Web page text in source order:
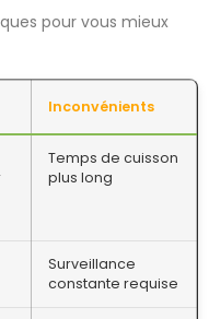
pour vous mieux
Inconvénients
Temps de cuisson
plus long
Surveillance
constante requise